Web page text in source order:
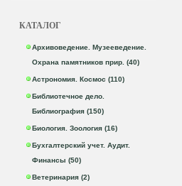
КАТАЛОГ
Архивоведение. Музееведение.
Охрана памятников прир. (40)
Астрономия. Космос (110)
Библиотечное дело.
Библиография (150)
Биология. Зоология (16)
Бухгалтерский учет. Аудит.
Финансы (50)
Ветеринария (2)